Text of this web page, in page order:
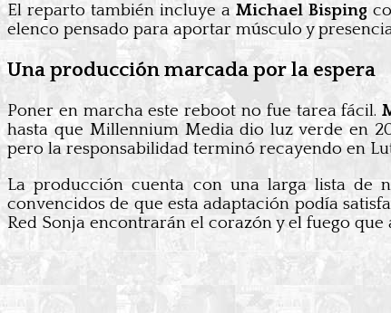
El reparto también incluye aMichael Bisping
elenco pensado para aportar músculo y
Una producción marcada por la espera
Poner en marcha este reboot no fue tarea fácil.
hasta que Millennium Media dio luz verde en
pero la responsabilidad terminó recayendo en
La producción cuenta con una larga lista de
convencidos de que esta adaptación podía
Red Sonja encontrarán el corazón y el fuego